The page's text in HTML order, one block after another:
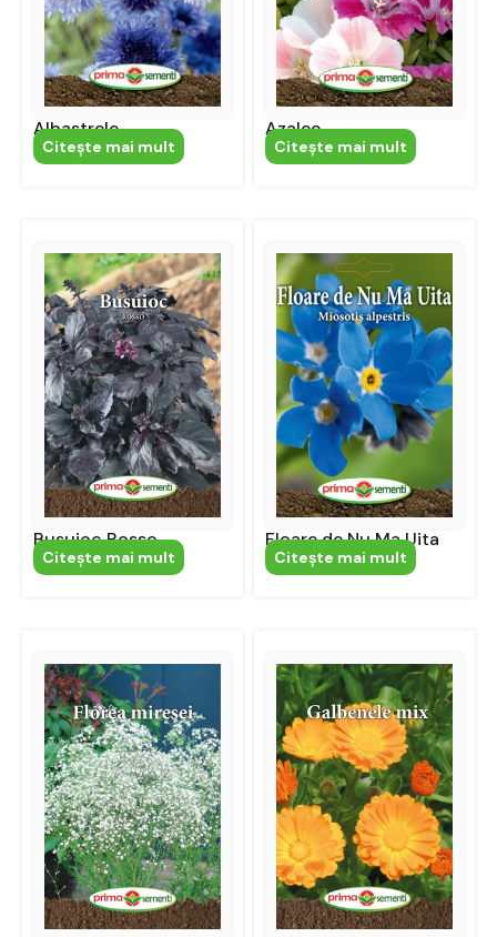
Albastrele
Citeşte mai mult
Azalee
Citeşte mai mult
Busuioc Rosso
Citeşte mai mult
Floare de Nu Ma Uita
Citeşte mai mult